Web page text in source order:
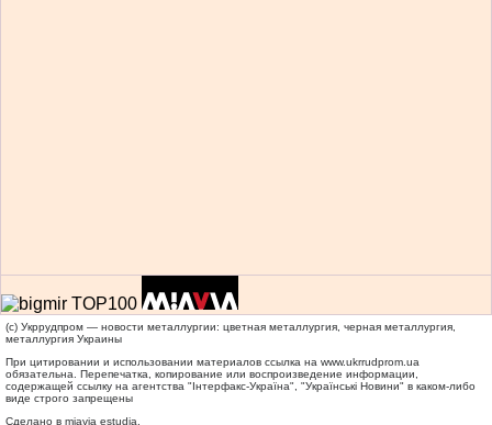
(c) Укррудпром — новости металлургии: цветная металлургия, черная металлургия,
металлургия Украины
При цитировании и использовании материалов ссылка на www.ukrrudprom.ua
обязательна. Перепечатка, копирование или воспроизведение информации,
содержащей ссылку на агентства "Iнтерфакс-Україна", "Українськi Новини" в каком-либо
виде строго запрещены
Сделано в miavia estudia.